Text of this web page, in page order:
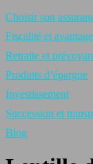
Choisir son
Fiscalité et
Retraite et
Produits d’épargne
Investissement
Succession et
Blog